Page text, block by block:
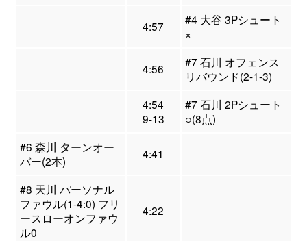
4:57
#4 大谷 3Pシュート
×
4:56
#7 石川 オフェンス
リバウンド(2-1-3)
4:54
9-13
#7 石川 2Pシュート
○(8点)
#6 森川 ターンオー
バー(2本)
4:41
#8 天川 パーソナル
ファウル(1-4:0) フリ
ースローオンファウ
ル0
4:22